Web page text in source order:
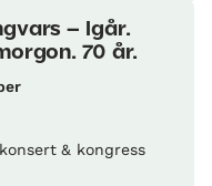
– Igår.
70 år.
& kongress